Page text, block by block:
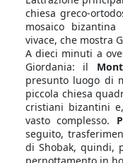
chiesa greco-
mosaico bizantina
vivace, che mostra
A dieci minuti a
Giordania: il
presunto luogo di
piccola chiesa
cristiani bizantini
vasto complesso.
seguito,
di Shobak, quindi,